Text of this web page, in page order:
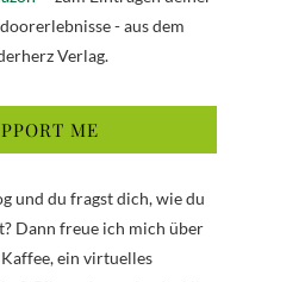
- aus dem
Verlag.
ME
und du fragst dich, wie du
Dann freue ich mich über
ein virtuelles